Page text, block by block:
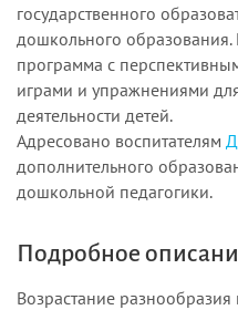
государственного
дошкольного
программа с
играми и упражнениями
деятельности детей.
Адресовано воспитателям
дополнительного
дошкольной педагогики.
Подробное
Возрастание